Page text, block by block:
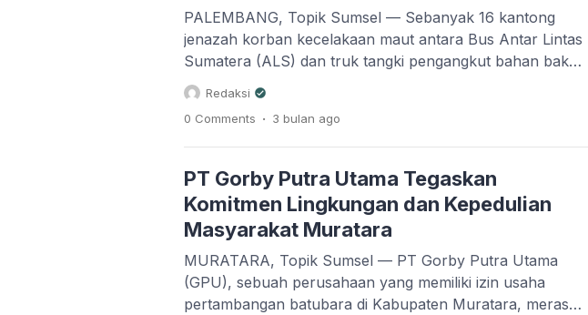
PALEMBANG, Topik Sumsel — Sebanyak 16 kantong
jenazah korban kecelakaan maut antara Bus Antar Lintas
Sumatera (ALS) dan truk tangki pengangkut bahan bakar
minyak (BBM) tiba di RS Bhayangkara Moh Hasan
Palembang, Kamis (7/5/2026) pagi. Seluruh jenazah
dievakuasi dari RS Aisyah Lubuklinggau untuk menjalani
proses identifikasi oleh tim Disaster Victim Identification
(DVI) Polda Sumsel. Diketahui, […]
Redaksi
0 Comments . 3 bulan ago
PT Gorby Putra Utama Tegaskan
Komitmen Lingkungan dan Kepedulian
Masyarakat Muratara
MURATARA, Topik Sumsel — PT Gorby Putra Utama
(GPU), sebuah perusahaan yang memiliki izin usaha
pertambangan batubara di Kabupaten Muratara, merasa